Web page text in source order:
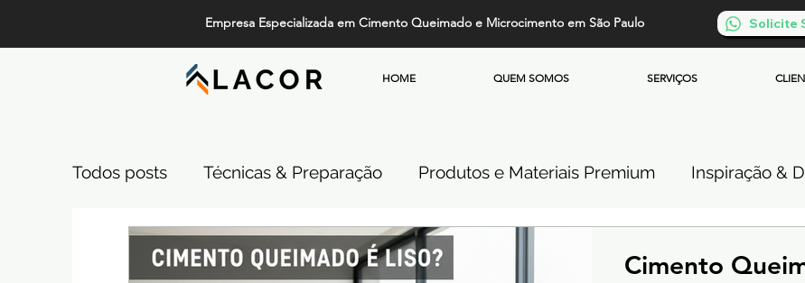
Empresa Especializada em Cimento Queimado e Microcimento em São Paulo Solicite
HOME QUEM SOMOS SERVIÇOS
Todos posts Técnicas & Preparação Produtos e Materiais Premium Inspiração &
Design, Tendências e Serviços Piso de Cimento Queimado
Cimento